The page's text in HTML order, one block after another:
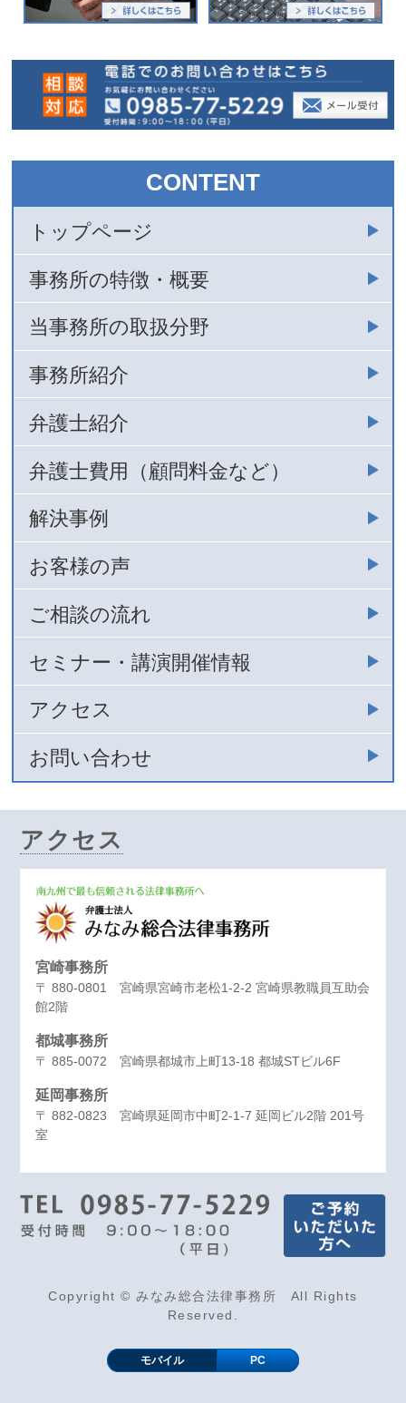
CONTENT
トップページ
事務所の特徴・概要
当事務所の取扱分野
事務所紹介
弁護士紹介
弁護士費用（顧問料金など）
解決事例
お客様の声
ご相談の流れ
セミナー・講演開催情報
アクセス
お問い合わせ
アクセス
宮崎事務所
〒 880-0801 宮崎県宮崎市老松1-2-2 宮崎県教職員互助会
館2階
都城事務所
〒 885-0072 宮崎県都城市上町13-18 都城STビル6F
延岡事務所
〒 882-0823 宮崎県延岡市中町2-1-7 延岡ビル2階 201号
室
Copyright © みなみ総合法律事務所 All Rights
Reserved.
モバイル PC